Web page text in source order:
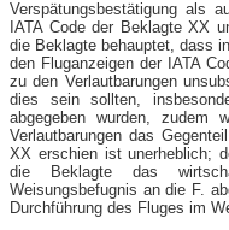
Verspätungsbestätigung als
IATA Code der Beklagte XX
die Beklagte behauptet, dass
den Fluganzeigen der IATA
zu den Verlautbarungen
dies sein sollten,
abgegeben wurden, zudem
Verlautbarungen das
XX erschien ist unerheblich;
die Beklagte das
Weisungsbefugnis an die F.
Durchführung des Fluges im